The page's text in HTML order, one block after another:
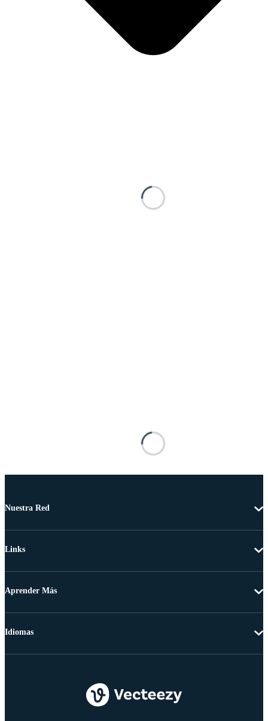
Nuestra Red
Links
Aprender Más
Idiomas